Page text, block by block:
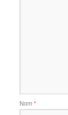
Nom *